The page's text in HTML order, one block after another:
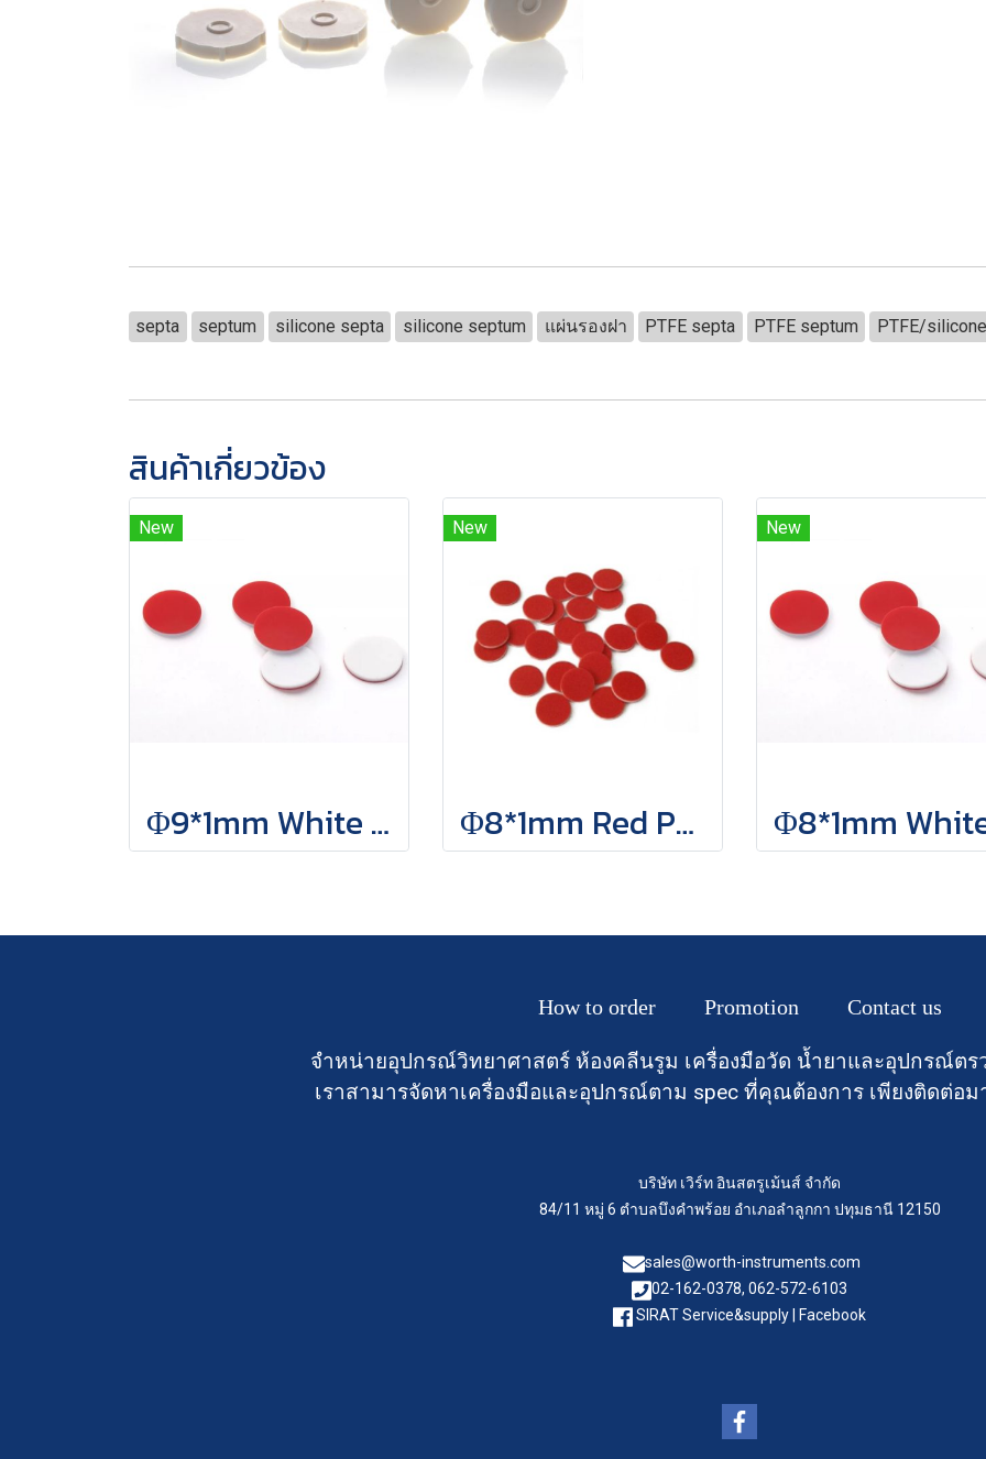
septa septum silicone septa silicone septum แผ่นรองฝา PTFE septa PTFE septum PTFE/
สินค้าเกี่ยวข้อง
New
Φ9*1mm White PTFE/Red Silicone Septa, 100 pcs/pack
New
Φ8*1mm Red PTFE/White Silicone/Red PTFE Septa, 100 pcs/pack
New
How to order Promotion Contact us
จำหน่ายอุปกรณ์วิทยาศาสตร์ ห้องคลีนรูม เครื่องมือวัด น้ำยาและอุปกรณ์ต
เราสามารจัดหาเครื่องมือและอุปกรณ์ตาม spec ที่คุณต้องการ เพียงติดต่อม
บริษัท เวิร์ท อินสตรูเม้นส์ จำกัด
84/11 หมู่ 6 ตำบลบึงคำพร้อย อำเภอลำลูกกา ปทุมธานี 12150
sales@worth-instruments.com
02-162-0378, 062-572-6103
SIRAT Service&supply | Facebook